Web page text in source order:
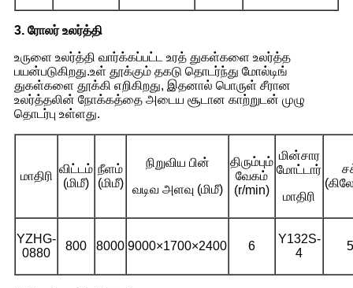
3. ரோலர் உலர்த்தி
உருளை உலர்த்தி வார்க்கப்பட்ட உரத் துகள்களை உலர்த்த
பயன்படுகிறது.உள் தூக்கும் தகடு தொடர்ந்து மோல்டிங்
துகள்களை தூக்கி எறிகிறது, இதனால் பொருள் சீரான
உலர்த்தலின் நோக்கத்தை அடைய சூடான காற்றுடன் முழு
தொடர்பு உள்ளது.
மாதிரி
விட்டம்
(மிமீ)
நீளம்
(மிமீ)
நிறுவிய பின்
வடிவ அளவு (மிமீ)
திரும்பும்
வேகம்
(r/min)
மின்சார
மோட்டார்
மாதிரி
YZHG-
0880
800 8000 9000×1700×2400 6
Y132S-
4